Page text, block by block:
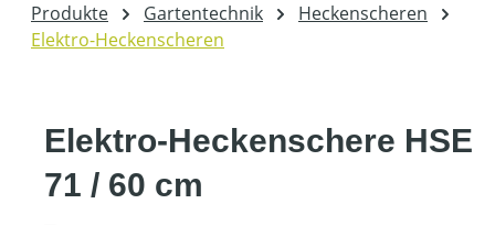
Produkte Gartentechnik
Heckenscheren
Elektro-Heckenscheren
Elektro-Heckenschere HSE
71 / 60 cm